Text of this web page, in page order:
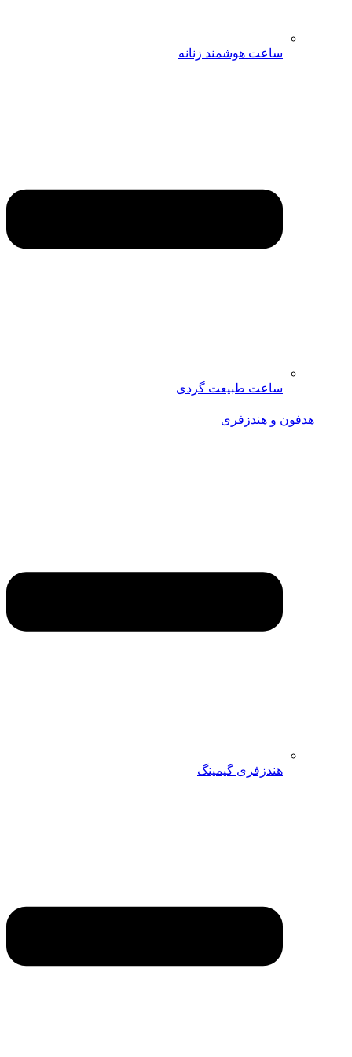
ساعت هوشمند زنانه
ساعت طبیعت گردی
هدفون و هندزفری
هندزفری گیمینگ